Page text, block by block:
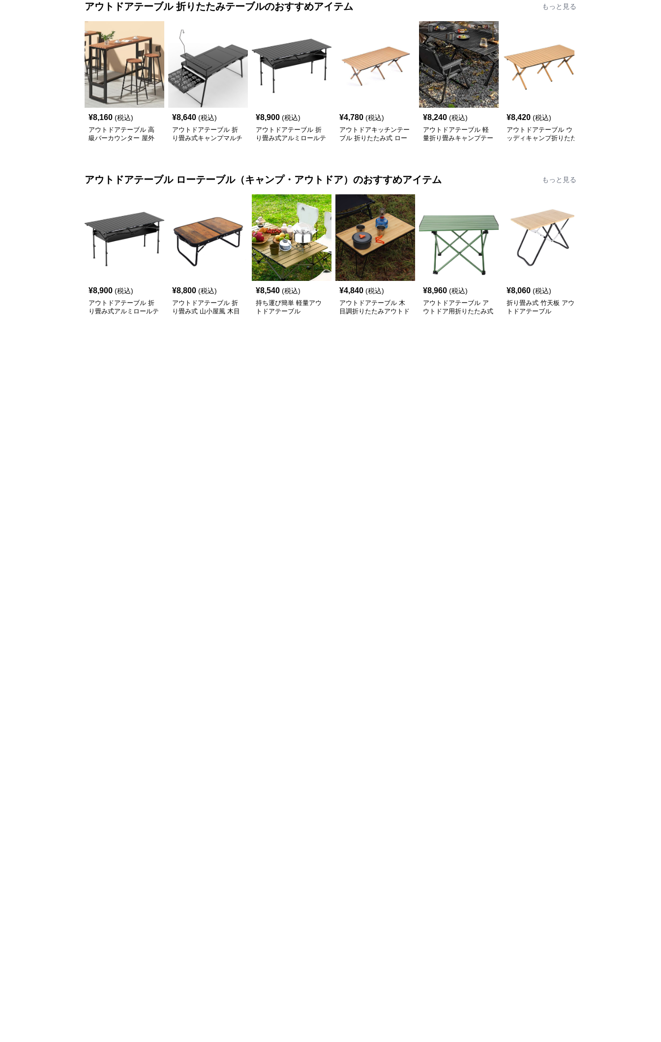
アウトドアテーブル 折りたたみテーブルのおすすめアイテム もっと見る
¥8,160 (税込)
アウトドアテーブル 高
級バーカウンター 屋外
¥8,640 (税込)
アウトドアテーブル 折
り畳み式キャンプマルチ
¥8,900 (税込)
アウトドアテーブル 折
り畳み式アルミロールテ
¥4,780 (税込)
アウトドアキッチンテー
ブル 折りたたみ式 ロー
¥8,240 (税込)
アウトドアテーブル 軽
量折り畳みキャンプテー
¥8,420 (税込)
アウトドアテーブル ウ
ッディキャンプ折りたた
アウトドアテーブル ローテーブル（キャンプ・アウトドア） のおすすめアイテム もっと見る
¥8,900 (税込)
アウトドアテーブル 折
り畳み式アルミロールテ
¥8,800 (税込)
アウトドアテーブル 折
り畳み式 山小屋風 木目
¥8,540 (税込)
持ち運び簡単 軽量アウ
トドアテーブル
¥4,840 (税込)
アウトドアテーブル 木
目調折りたたみアウトド
¥8,960 (税込)
アウトドアテーブル ア
ウトドア用折りたたみ式
¥8,060 (税込)
折り畳み式 竹天板 アウ
トドアテーブル